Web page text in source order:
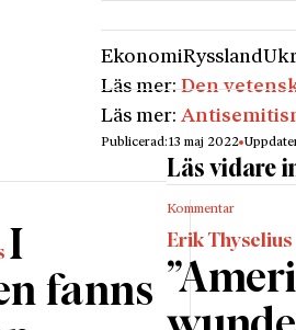
EkonomiRyssland
Läs mer:Den
Läs mer:
Publicerad:13 maj 2022
I
fanns
Läs vidare
Kommentar
Erik Thyselius